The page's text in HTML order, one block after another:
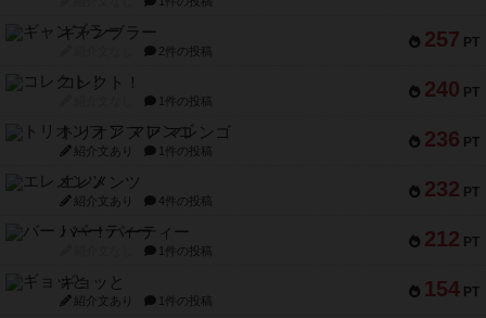
257 PT
ギャンブラー
2件の投稿
240 PT
コレクト！
1件の投稿
236 PT
トリオンフ ア マレンゴ
紹介文あり 1件の投稿
232 PT
エレメンツ
紹介文あり 4件の投稿
212 PT
バー！パーティー
1件の投稿
154 PT
ギョッと
紹介文あり 1件の投稿